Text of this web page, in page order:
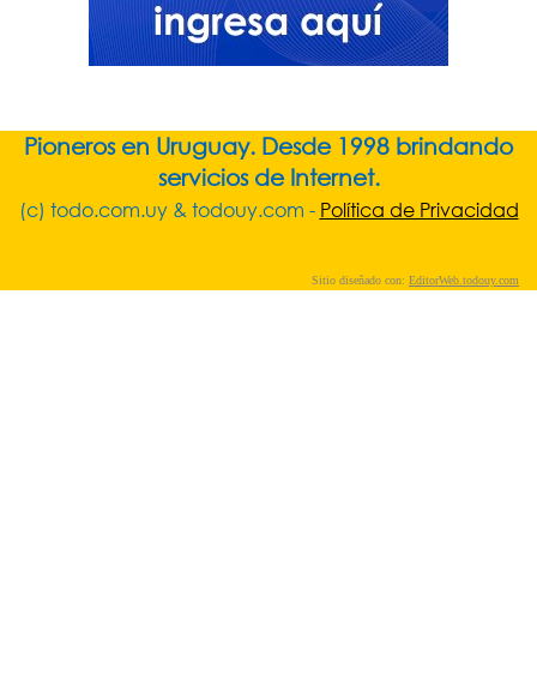
Pioneros en Uruguay. Desde 1998 brindando
servicios de Internet.
(c) todo.com.uy & todouy.com - Política de Privacidad
Sitio diseñado con: EditorWeb.todouy.com